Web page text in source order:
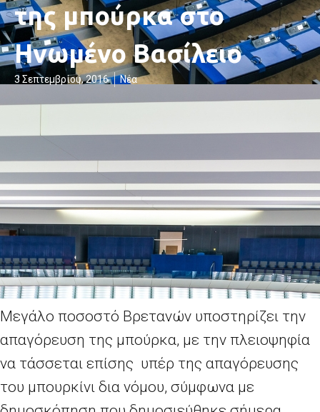
της μπούρκα στο
Ηνωμένο Βασίλειο
3 Σεπτεμβρίου, 2016 Νέα
Μεγάλο ποσοστό Βρετανών υποστηρίζει την
απαγόρευση της μπούρκα, με την πλειοψηφία
να τάσσεται επίσης υπέρ της απαγόρευσης
του μπουρκίνι δια νόμου, σύμφωνα με